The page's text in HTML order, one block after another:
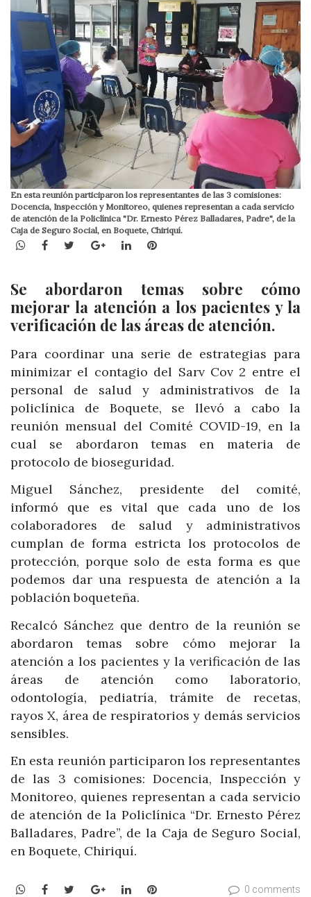
En esta reunión participaron los representantes de las 3 comisiones:
Docencia, Inspección y Monitoreo, quienes representan a cada servicio
de atención de la Policlínica "Dr. Ernesto Pérez Balladares, Padre", de la
Caja de Seguro Social, en Boquete, Chiriquí.
WhatsApp
Facebook
TwitterGoogle+LinkedInPinterest
Se abordaron temas sobre cómo
mejorar la atención a los pacientes y la
verificación de las áreas de atención.
Para coordinar una serie de estrategias para
minimizar el contagio del Sarv Cov 2 entre el
personal de salud y administrativos de la
policlínica de Boquete, se llevó a cabo la
reunión mensual del Comité COVID-19, en la
cual se abordaron temas en materia de
protocolo de bioseguridad.
Miguel Sánchez, presidente del comité,
informó que es vital que cada uno de los
colaboradores de salud y administrativos
cumplan de forma estricta los protocolos de
protección, porque solo de esta forma es que
podemos dar una respuesta de atención a la
población boqueteña.
Recalcó Sánchez que dentro de la reunión se
abordaron temas sobre cómo mejorar la
atención a los pacientes y la verificación de las
áreas de atención como laboratorio,
odontología, pediatría, trámite de recetas,
rayos X, área de respiratorios y demás servicios
sensibles.
En esta reunión participaron los representantes
de las 3 comisiones: Docencia, Inspección y
Monitoreo, quienes representan a cada servicio
de atención de la Policlínica “Dr. Ernesto Pérez
Balladares, Padre”, de la Caja de Seguro Social,
en Boquete, Chiriquí.
WhatsApp
Facebook
TwitterGoogle+LinkedInPinterest 0 comments